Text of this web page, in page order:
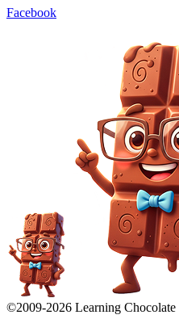
Facebook
©2009-2026 Learning Chocolate